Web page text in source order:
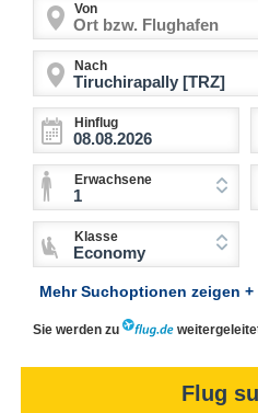
Von
Nach
Hinflug
Erwachsene
1
Klasse
Economy
Mehr Suchoptionen zeigen +
Sie werden zu
Flug